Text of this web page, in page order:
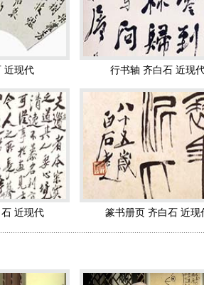
似与不似之间”衰年变法，绘画师法
徐渭、
兼及人物、山水，名重一时，与吴昌硕共享
峰。
陈师曾影响甚大，他同时吸取吴昌硕之长
耷、石涛、金农
，尤工虾蟹、蝉、蝶、鱼
法卓然不群，蔚为大家。
实际的空想，他经常注意花、鸟、虫、鱼
，他画的两只小鸡争夺一条小虫，题曰；“
通身黑。” 其篆刻，初学
丁敬
、黄小松，后
嬗变期代表人物。 其书法，广临碑帖，历
术风格。
就是一生不搞妄作，没见过的东西，没有
近现代 行书轴 齐白石 近现
近现代 篆书册页 齐白石 近现